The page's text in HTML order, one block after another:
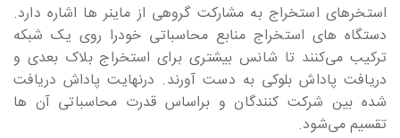
استخرهای استخراج به مشارکت گروهی از ماینر ها اشاره دارد.
دستگاه های استخراج منابع محاسباتی خودرا روی یک شبکه
ترکیب می‎‎‎‎‎‎‎کنند تا شانس بیشتری برای استخراج بلاک بعدی و
دریافت پاداش بلوکی به دست آورند. درنهایت پاداش دریافت
شده بین شرکت کنندگان و براساس قدرت محاسباتی آن ها
تقسیم می‎‎‎‎‎‎‎شود.